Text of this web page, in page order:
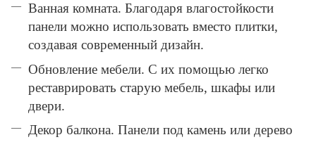
Ванная комната. Благодаря влагостойкости
панели можно использовать вместо плитки,
создавая современный дизайн.
Обновление мебели. С их помощью легко
реставрировать старую мебель, шкафы или
двери.
Декор балкона. Панели под камень или дерево